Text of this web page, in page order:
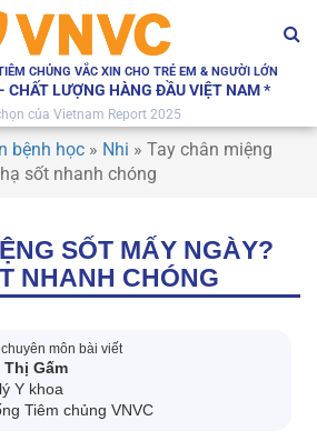
CHỦNG VẮC XIN CHO TRẺ EM & NGƯỜI LỚN
CHẤT LƯỢNG HÀNG ĐẦU VIỆT NAM *
của Vietnam Report 2025
bệnh học » Nhi » Tay chân miệng
sốt nhanh chóng
SỐT MẤY NGÀY?
NHANH CHÓNG
môn bài viết
Thị Gấm
Y khoa
Tiêm chủng VNVC